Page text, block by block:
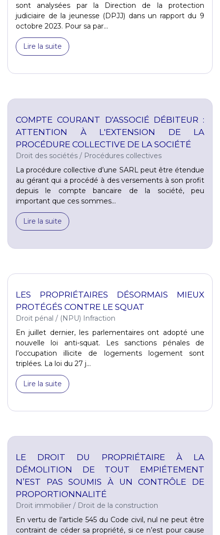
sont analysées par la Direction de la protection
judiciaire de la jeunesse (DPJJ) dans un rapport du 9
octobre 2023. Pour sa par...
Lire la suite
COMPTE COURANT D'ASSOCIÉ DÉBITEUR :
ATTENTION À L'EXTENSION DE LA
PROCÉDURE COLLECTIVE DE LA SOCIÉTÉ
Droit des sociétés / Procédures collectives
La procédure collective d’une SARL peut être étendue
au gérant qui a procédé à des versements à son profit
depuis le compte bancaire de la société, peu
important que ces sommes...
Lire la suite
LES PROPRIÉTAIRES DÉSORMAIS MIEUX
PROTÉGÉS CONTRE LE SQUAT
Droit pénal / (NPU) Infraction
En juillet dernier, les parlementaires ont adopté une
nouvelle loi anti-squat. Les sanctions pénales de
l’occupation illicite de logements logement sont
triplées. La loi du 27 j...
Lire la suite
LE DROIT DU PROPRIÉTAIRE À LA
DÉMOLITION DE TOUT EMPIÉTEMENT
N’EST PAS SOUMIS À UN CONTRÔLE DE
PROPORTIONNALITÉ
Droit immobilier / Droit de la construction
En vertu de l’article 545 du Code civil, nul ne peut être
contraint de céder sa propriété, si ce n’est pour cause